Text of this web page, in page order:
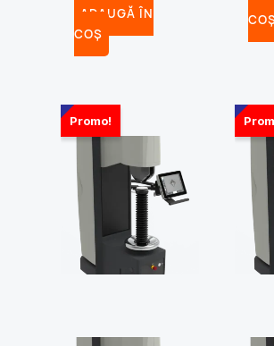
ADAUGĂ ÎN
COȘ
Promo!